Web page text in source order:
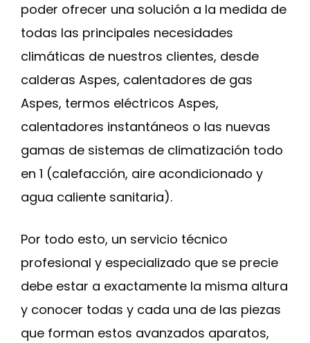
poder ofrecer una solución a la medida de
todas las principales necesidades
climáticas de nuestros clientes, desde
calderas Aspes, calentadores de gas
Aspes, termos eléctricos Aspes,
calentadores instantáneos o las nuevas
gamas de sistemas de climatización todo
en 1 (calefacción, aire acondicionado y
agua caliente sanitaria).
Por todo esto, un servicio técnico
profesional y especializado que se precie
debe estar a exactamente la misma altura
y conocer todas y cada una de las piezas
que forman estos avanzados aparatos,